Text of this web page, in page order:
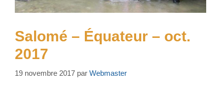
Salomé – Équateur – oct.
2017
19 novembre 2017 par Webmaster